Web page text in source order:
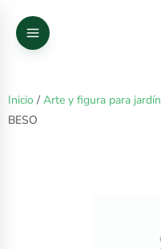
Inicio / Arte y figura para jardín
BESO